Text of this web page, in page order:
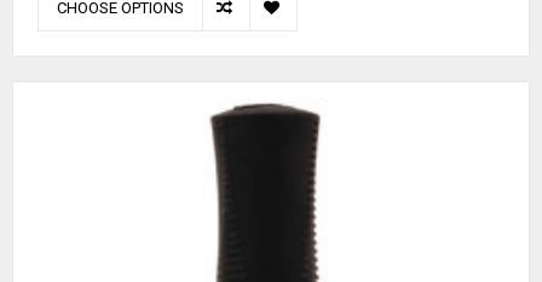
CHOOSE OPTIONS